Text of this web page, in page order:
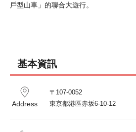
戶型山車」的聯合大遊行。
基本資訊
Address
〒107-0052
東京都港區赤坂6-10-12